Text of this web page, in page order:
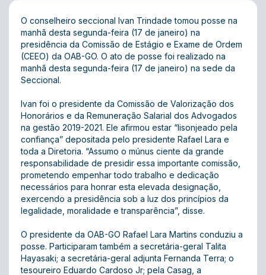
O conselheiro seccional Ivan Trindade tomou posse na
manhã desta segunda-feira (17 de janeiro) na
presidência da Comissão de Estágio e Exame de Ordem
(CEEO) da OAB-GO. O ato de posse foi realizado na
manhã desta segunda-feira (17 de janeiro) na sede da
Seccional.
Ivan foi o presidente da Comissão de Valorização dos
Honorários e da Remuneração Salarial dos Advogados
na gestão 2019-2021. Ele afirmou estar “lisonjeado pela
confiança” depositada pelo presidente Rafael Lara e
toda a Diretoria. “Assumo o múnus ciente da grande
responsabilidade de presidir essa importante comissão,
prometendo empenhar todo trabalho e dedicação
necessários para honrar esta elevada designação,
exercendo a presidência sob a luz dos princípios da
legalidade, moralidade e transparência”, disse.
O presidente da OAB-GO Rafael Lara Martins conduziu a
posse. Participaram também a secretária-geral Talita
Hayasaki; a secretária-geral adjunta Fernanda Terra; o
tesoureiro Eduardo Cardoso Jr; pela Casag, a